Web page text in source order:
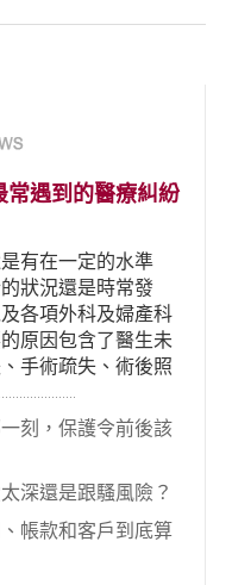
常遇到的醫療糾紛
有在一定的水準
狀況還是時常發
各項外科及婦產科
原因包含了醫生未
手術疏失、術後照
然醫學進步，但醫
經常發生。很多案
們如果不幸遇到相
例…
刻，保護令前後該
深還是跟騷風險？
帳款和客戶到底算